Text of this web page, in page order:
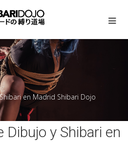
en Madrid Shibari Dojo
Dibujo y Shibari en